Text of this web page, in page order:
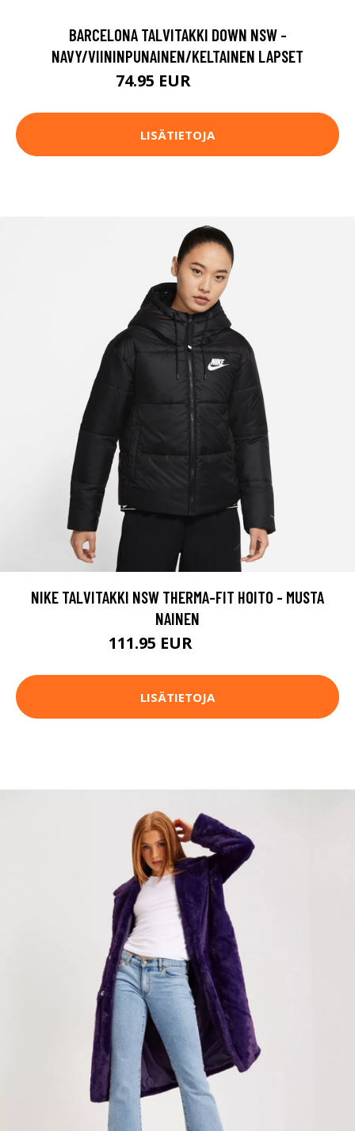
BARCELONA TALVITAKKI DOWN NSW -
NAVY/VIININPUNAINEN/KELTAINEN LAPSET
74.95 EUR
LISÄTIETOJA
NIKE TALVITAKKI NSW THERMA-FIT HOITO - MUSTA
NAINEN
111.95 EUR
LISÄTIETOJA